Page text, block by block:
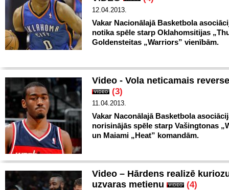
12.04.2013.
Vakar Nacionālajā Basketbola
notika spēle starp Oklahomsitijas
Goldensteitas „Warriors” vienībām.
Video - Vola neticamais
(3)
11.04.2013.
Vakar Naconālajā Basketbola
norisinājās spēle starp Vašingtonas
un Maiami „Heat” komandām.
Video – Hārdens realizē
uzvaras metienu
(4)